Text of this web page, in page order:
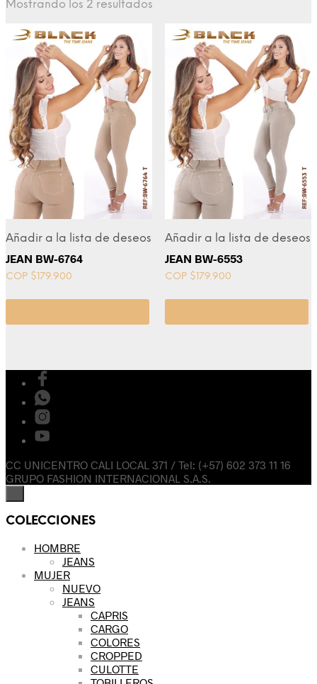
Mostrando los 2 resultados
Añadir a la lista de deseos
JEAN BW-6764
COP $ 179.900
Añadir a la lista de deseos
JEAN BW-6553
COP $ 179.900
CC UNICENTRO CALI LOCAL 371 / Tel: (+57) 602 373 11 16
GRUPO FASHION INTERNACIONAL S.A.S.
COLECCIONES
HOMBRE
JEANS
MUJER
NUEVO
JEANS
CAPRIS
CARGO
COLORES
CROPPED
CULOTTE